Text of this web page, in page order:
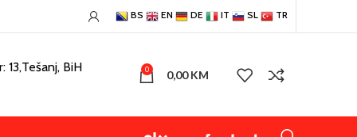
BS EN DE IT SL TR
13,Tešanj, BiH 0 0,00KM